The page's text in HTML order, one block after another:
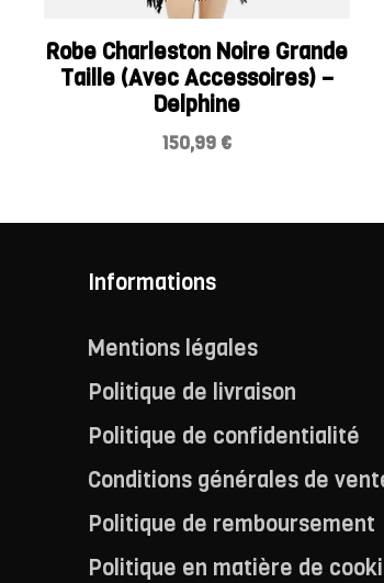
Robe Charleston Noire Grande
Taille (Avec Accessoires) –
Delphine
150,99 €
Informations
Mentions légales
Politique de livraison
Politique de confidentialité
Conditions générales de
Politique de remboursement
Politique en matière de